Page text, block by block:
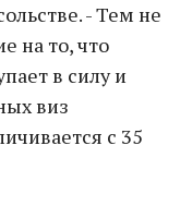
- Тем не
на то, что
в силу и
виз
с 35